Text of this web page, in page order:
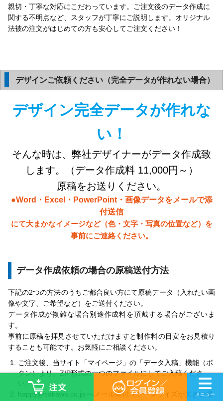
親切・丁寧な対応にこだわっています。ご注文後のデータ作成に
関する不明点など、スタッフが丁寧にご説明します。オリジナル
法被の注文がはじめての方も安心してご注文ください！
デザインご依頼ください（完全データが作れない場合）
デザイン完全データが作れな
い！
そんな時は、弊社デザイナーがデータ作成致
します。（データ作成料 11,000円～）
原稿をお送りください。
●Word・Excel・PowerPoint・画像データをメールで添
付送信
にて大まかなイメージなど（色・文字・写真の位置など）を
事前にご連絡ください。
データ作成依頼の場合の原稿送付方法
下記の2つの方法のうちご都合良い方にて原稿データ（入れたい画
像や文字、ご希望など）をご送付ください。
データ作成が複雑な場合別途作成料を頂戴する場合がございま
す。
事前に原稿を拝見させていただけますと制作料の目安をお見積り
することも可能です。お気軽にご相談ください。
ご注文後、当サイト「マイページ」の「データ入稿」機能（ボ
タン）より、ZIP形式の一つのファイルにしてご入稿くださ
い。
happy@sakawa.co.jp へメール添付（データサイズが大きい場
メニュー